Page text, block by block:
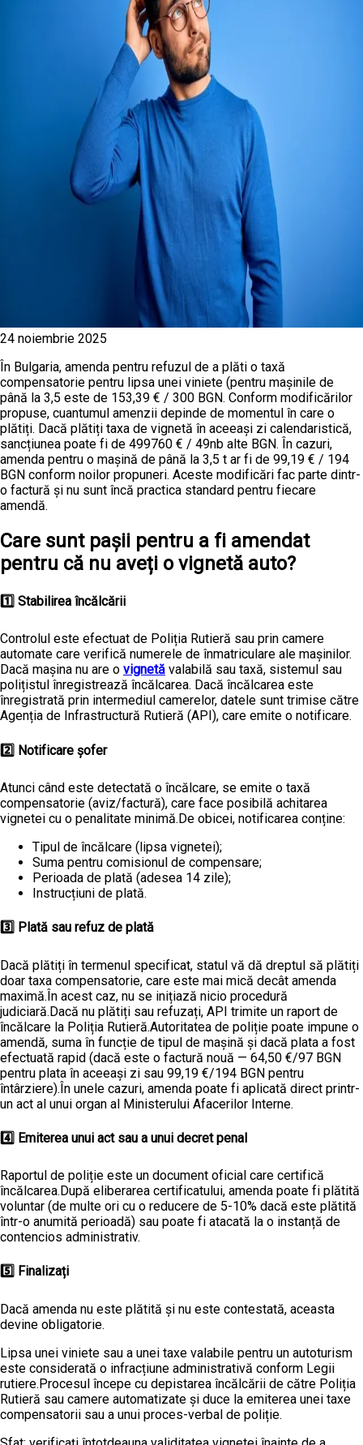
24 noiembrie 2025
În Bulgaria, amenda pentru refuzul de a plăti o taxă
compensatorie pentru lipsa unei viniete (pentru mașinile de
până la 3,5 este de 153,39 € / 300 BGN. Conform modificărilor
propuse, cuantumul amenzii depinde de momentul în care o
plătiți. Dacă plătiți taxa de vignetă în aceeași zi calendaristică,
sancțiunea poate fi de 499760 € / 49nb alte BGN. În cazuri,
amenda pentru o mașină de până la 3,5 t ar fi de 99,19 € / 194
BGN conform noilor propuneri. Aceste modificări fac parte dintr-
o factură și nu sunt încă practica standard pentru fiecare
amendă.
Care sunt pașii pentru a fi amendat
pentru că nu aveți o vignetă auto?
1️⃣ Stabilirea încălcării
Controlul este efectuat de Poliția Rutieră sau prin camere
automate care verifică numerele de înmatriculare ale mașinilor.
Dacă mașina nu are o vignetă valabilă sau taxă, sistemul sau
polițistul înregistrează încălcarea. Dacă încălcarea este
înregistrată prin intermediul camerelor, datele sunt trimise către
Agenția de Infrastructură Rutieră (API), care emite o notificare.
2️⃣ Notificare șofer
Atunci când este detectată o încălcare, se emite o taxă
compensatorie (aviz/factură), care face posibilă achitarea
vignetei cu o penalitate minimă.De obicei, notificarea conține:
Tipul de încălcare (lipsa vignetei);
Suma pentru comisionul de compensare;
Perioada de plată (adesea 14 zile);
Instrucțiuni de plată.
3️⃣ Plată sau refuz de plată
Dacă plătiți în termenul specificat, statul vă dă dreptul să plătiți
doar taxa compensatorie, care este mai mică decât amenda
maximă.În acest caz, nu se inițiază nicio procedură
judiciară.Dacă nu plătiți sau refuzați, API trimite un raport de
încălcare la Poliția Rutieră.Autoritatea de poliție poate impune o
amendă, suma în funcție de tipul de mașină și dacă plata a fost
efectuată rapid (dacă este o factură nouă — 64,50 €/97 BGN
pentru plata în aceeași zi sau 99,19 €/194 BGN pentru
întârziere).În unele cazuri, amenda poate fi aplicată direct printr-
un act al unui organ al Ministerului Afacerilor Interne.
4️⃣ Emiterea unui act sau a unui decret penal
Raportul de poliție este un document oficial care certifică
încălcarea.După eliberarea certificatului, amenda poate fi plătită
voluntar (de multe ori cu o reducere de 5-10% dacă este plătită
într-o anumită perioadă) sau poate fi atacată la o instanță de
contencios administrativ.
5️⃣ Finalizați
Dacă amenda nu este plătită și nu este contestată, aceasta
devine obligatorie.
Lipsa unei viniete sau a unei taxe valabile pentru un autoturism
este considerată o infracțiune administrativă conform Legii
rutiere.Procesul începe cu depistarea încălcării de către Poliția
Rutieră sau camere automatizate și duce la emiterea unei taxe
compensatorii sau a unui proces-verbal de poliție.